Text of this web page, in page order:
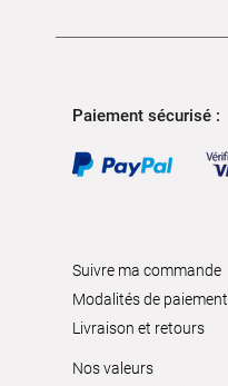
Paiement sécurisé :
Suivre ma commande
Modalités de paiement
Livraison et retours
Nos valeurs